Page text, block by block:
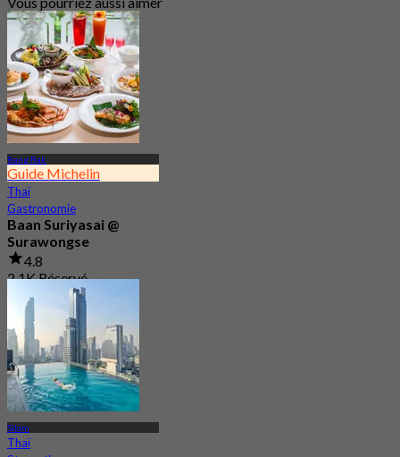
Bang Rak
Guide Michelin
Thaï
Gastronomie
Baan Suriyasai @
Surawongse
4.8
2.1K Réservé
฿ 497.5
Silom
Thaï